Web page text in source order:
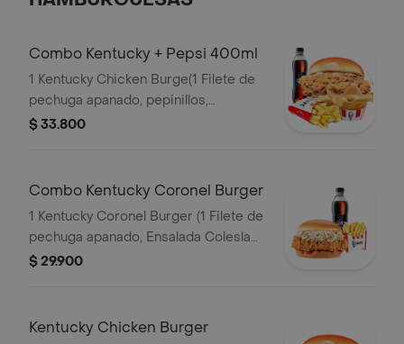
Combo Kentucky + Pepsi 400ml
1 Kentucky Chicken Burge(1 Filete de
pechuga apanado, pepinillos,
mayonesa premium y mantequilla) + 1
$ 33.800
Combo Kentucky Coronel Burger
1 Kentucky Coronel Burger (1 Filete de
pechuga apanado, Ensalada Coleslaw,
BBQ y mantequilla) + 1 Papa Pequeña
$ 29.900
Kentucky Chicken Burger